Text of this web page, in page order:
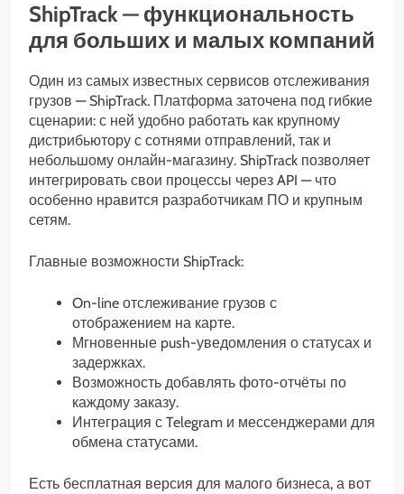
ShipTrack — функциональность
для больших и малых компаний
Один из самых известных сервисов отслеживания
грузов — ShipTrack. Платформа заточена под гибкие
сценарии: с ней удобно работать как крупному
дистрибьютору с сотнями отправлений, так и
небольшому онлайн-магазину. ShipTrack позволяет
интегрировать свои процессы через API — что
особенно нравится разработчикам ПО и крупным
сетям.
Главные возможности ShipTrack:
On-line отслеживание грузов с
отображением на карте.
Мгновенные push-уведомления о статусах и
задержках.
Возможность добавлять фото-отчёты по
каждому заказу.
Интеграция с Telegram и мессенджерами для
обмена статусами.
Есть бесплатная версия для малого бизнеса, а вот